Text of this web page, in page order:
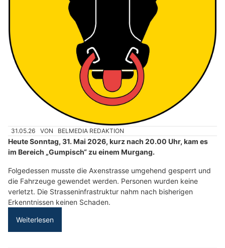
31.05.26 VON BELMEDIA REDAKTION
Heute Sonntag, 31. Mai 2026, kurz nach 20.00 Uhr, kam es
im Bereich „Gumpisch“ zu einem Murgang.
Folgedessen musste die Axenstrasse umgehend gesperrt und
die Fahrzeuge gewendet werden. Personen wurden keine
verletzt. Die Strasseninfrastruktur nahm nach bisherigen
Erkenntnissen keinen Schaden.
Weiterlesen